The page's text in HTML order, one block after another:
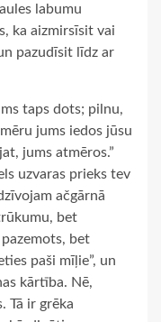
labumu
ka aizmirsīsit vai
pazudīsit līdz ar
taps dots; pilnu,
jums iedos jūsu
jums atmēros.”
uzvaras prieks tev
ačgārnā
bet
bet
paši mīļie”, un
kārtība. Nē,
Tā ir grēka